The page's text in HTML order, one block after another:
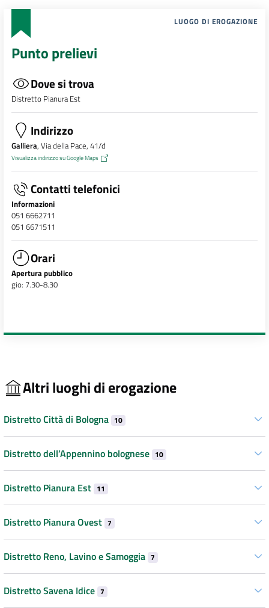
LUOGO DI EROGAZIONE
Punto prelievi
Dove si trova
Distretto Pianura Est
Indirizzo
Galliera, Via della Pace, 41/d
Visualizza indirizzo su Google Maps
Contatti telefonici
Informazioni
051 6662711
051 6671511
Orari
Apertura pubblico
gio: 7.30-8.30
Altri luoghi di erogazione
Distretto Città di Bologna 10
Distretto dell’Appennino bolognese 10
Distretto Pianura Est 11
Distretto Pianura Ovest 7
Distretto Reno, Lavino e Samoggia 7
Distretto Savena Idice 7